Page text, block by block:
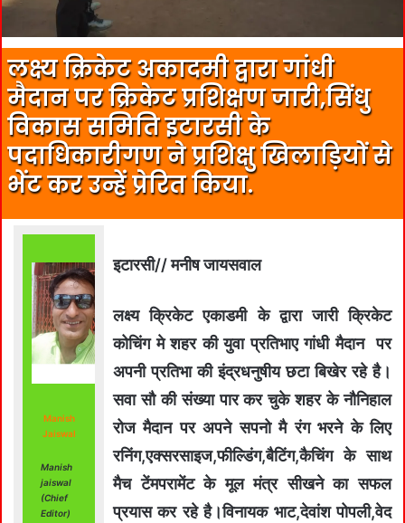
लक्ष्य क्रिकेट अकादमी द्वारा गांधी
मैदान पर क्रिकेट प्रशिक्षण जारी,सिंधु
विकास समिति इटारसी के
पदाधिकारीगण ने प्रशिक्षु खिलाड़ियों से
भेंट कर उन्हें प्रेरित किया.
Manish
Jaiswal
Manish
jaiswal
(Chief
Editor)
इटारसी// मनीष जायसवाल
लक्ष्य क्रिकेट एकाडमी के द्वारा जारी क्रिकेट
कोचिंग मे शहर की युवा प्रतिभाए गांधी मैदान पर
अपनी प्रतिभा की इंद्रधनुषीय छटा बिखेर रहे है।
सवा सौ की संख्या पार कर चुके शहर के नौनिहाल
रोज मैदान पर अपने सपनो मै रंग भरने के लिए
रनिंग,एक्सरसाइज,फील्डिंग,बैटिंग,कैचिंग के साथ
मैच टेंमपरामेंट के मूल मंत्र सीखने का सफल
प्रयास कर रहे है।विनायक भाट,देवांश पोपली,वेद